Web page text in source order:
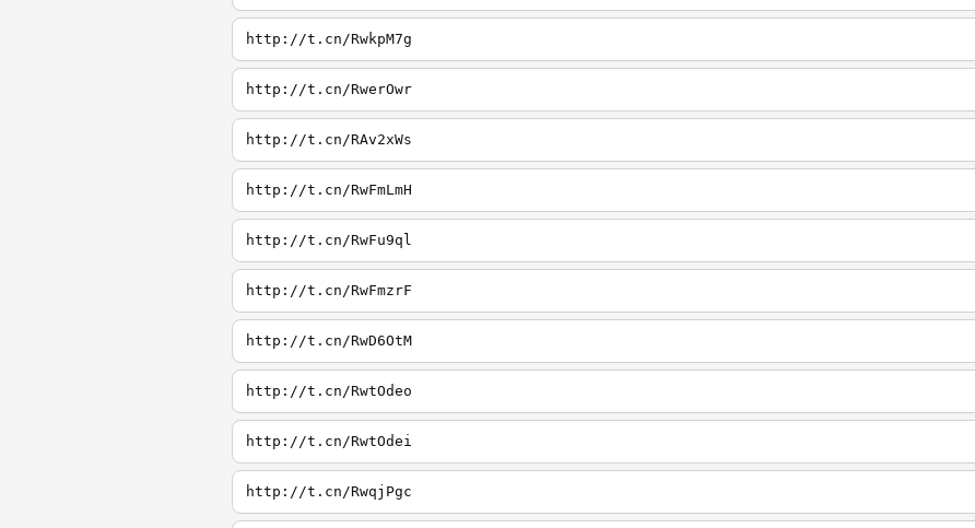
http://t.cn/RwkpM7g
http://t.cn/RwerOwr
http://t.cn/RAv2xWs
http://t.cn/RwFmLmH
http://t.cn/RwFu9ql
http://t.cn/RwFmzrF
http://t.cn/RwD6OtM
http://t.cn/RwtOdeo
http://t.cn/RwtOdei
http://t.cn/RwqjPgc